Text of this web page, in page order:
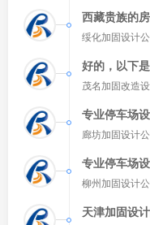
西藏贵族的
不住的财富
绥化加固设计
好的，以下
了！从提交
茂名加固改造
专业停车场
他们不仅考
廊坊加固设计
专业停车场
究！🔐想知
柳州加固设计
天津加固设